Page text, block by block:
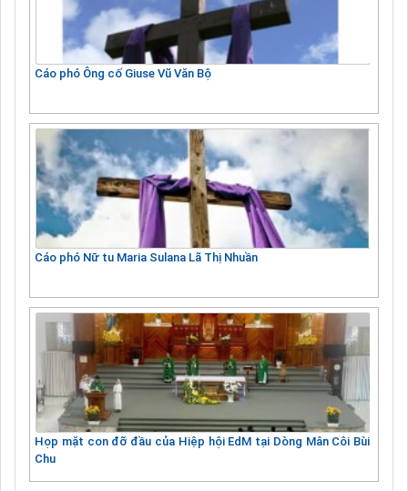
Cáo phó Ông cố Giuse Vũ Văn Bộ
Cáo phó Nữ tu Maria Sulana Lã Thị Nhuần
Họp mặt con đỡ đầu của Hiệp hội EdM tại Dòng Mân Côi Bùi
Chu